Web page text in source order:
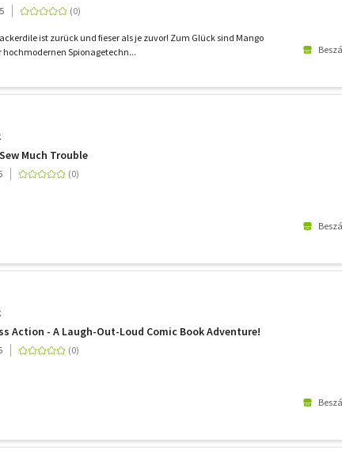
ist zurück und fieser als je zuvor! Zum Glück sind Mango
Spionagetechn...
Much Trouble
Action - A Laugh-Out-Loud Comic Book Adventure!